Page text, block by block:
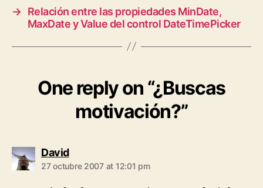
→ Relación entre las propiedades MinDate,
MaxDate y Value del control DateTimePicker
One reply on “¿Buscas
motivación?”
Davidsays:
27 octubre 2007 at 12:01 pm